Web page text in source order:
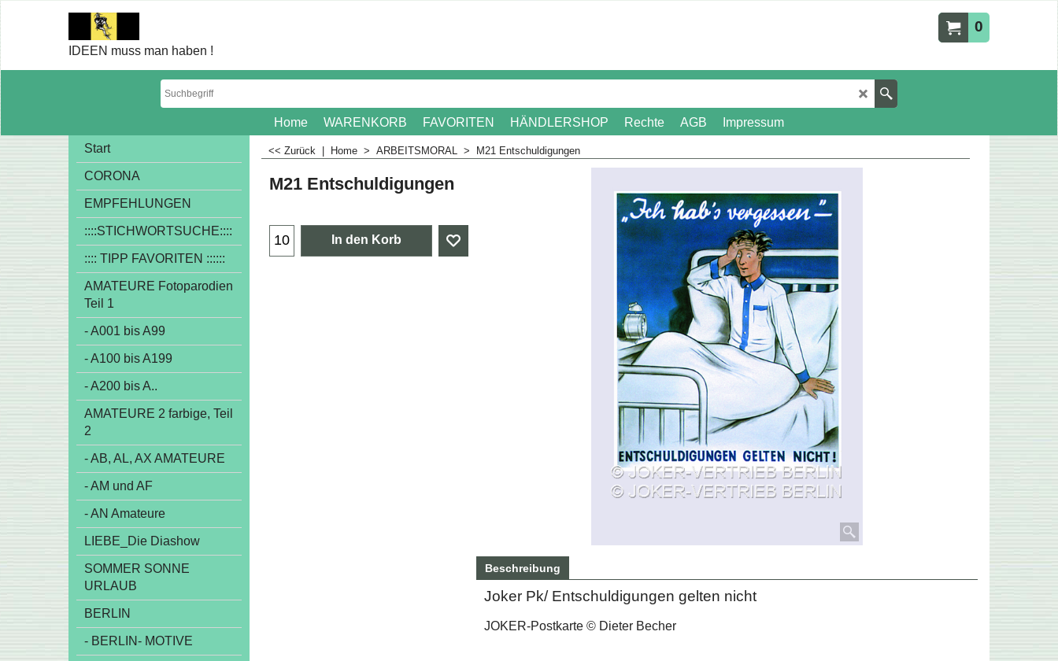
0
IDEEN muss man haben !
Home WARENKORB FAVORITEN HÄNDLERSHOP Rechte AGB
Impressum
Start
CORONA
EMPFEHLUNGEN
::::STICHWORTSUCHE::::
:::: TIPP FAVORITEN ::::::
AMATEURE Fotoparodien
Teil 1
- A001 bis A99
- A100 bis A199
- A200 bis A..
AMATEURE 2 farbige, Teil
2
- AB, AL, AX AMATEURE
- AM und AF
- AN Amateure
LIEBE_Die Diashow
SOMMER SONNE
URLAUB
BERLIN
- BERLIN- MOTIVE
<< Zurück Home > ARBEITSMORAL > M21 Entschuldigungen
M21 Entschuldigungen
Beschreibung
Joker Pk/ Entschuldigungen gelten nicht
JOKER-Postkarte © Dieter Becher